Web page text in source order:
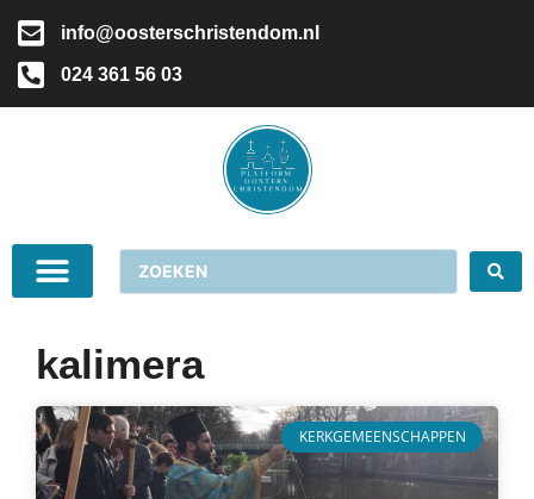
info@oosterschristendom.nl
024 361 56 03
kalimera
KERKGEMEENSCHAPPEN